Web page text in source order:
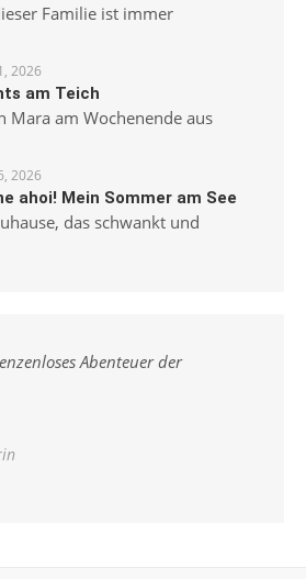
Familie ist immer
2026
am Teich
Mara am Wochenende aus
2026
ahoi! Mein Sommer am See
das schwankt und
Abenteuer der